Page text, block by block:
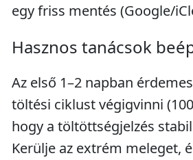
egy friss mentés (Google/
Hasznos tanácsok
Az első 1–2 napban
töltési ciklust végigvinni
hogy a töltöttségjelzés
Kerülje az extrém meleget,